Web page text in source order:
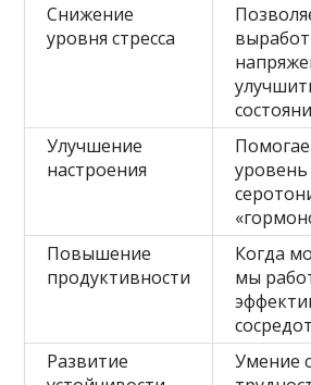
Снижение
уровня стресса
Улучшение
настроения
Повышение
продуктивности
Когда
мы
Развитие
Умение